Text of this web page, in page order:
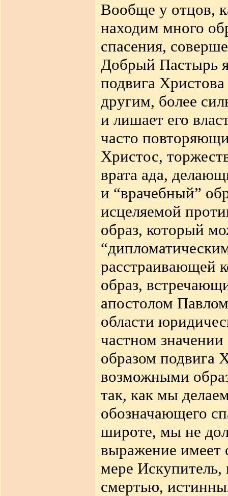
Вообще у отцов,
находим много
спасения,
Добрый Пастырь
подвига Христова
другим, более
и лишает его
часто
Христос,
врата ада,
и “врачебный”
исцеляемой
образ, который
расстраивающей
образ,
апостолом
области
частном
образом подвига
возможными
так, как мы
обозначающего
широте, мы не
выражение имеет
мере
смертью,